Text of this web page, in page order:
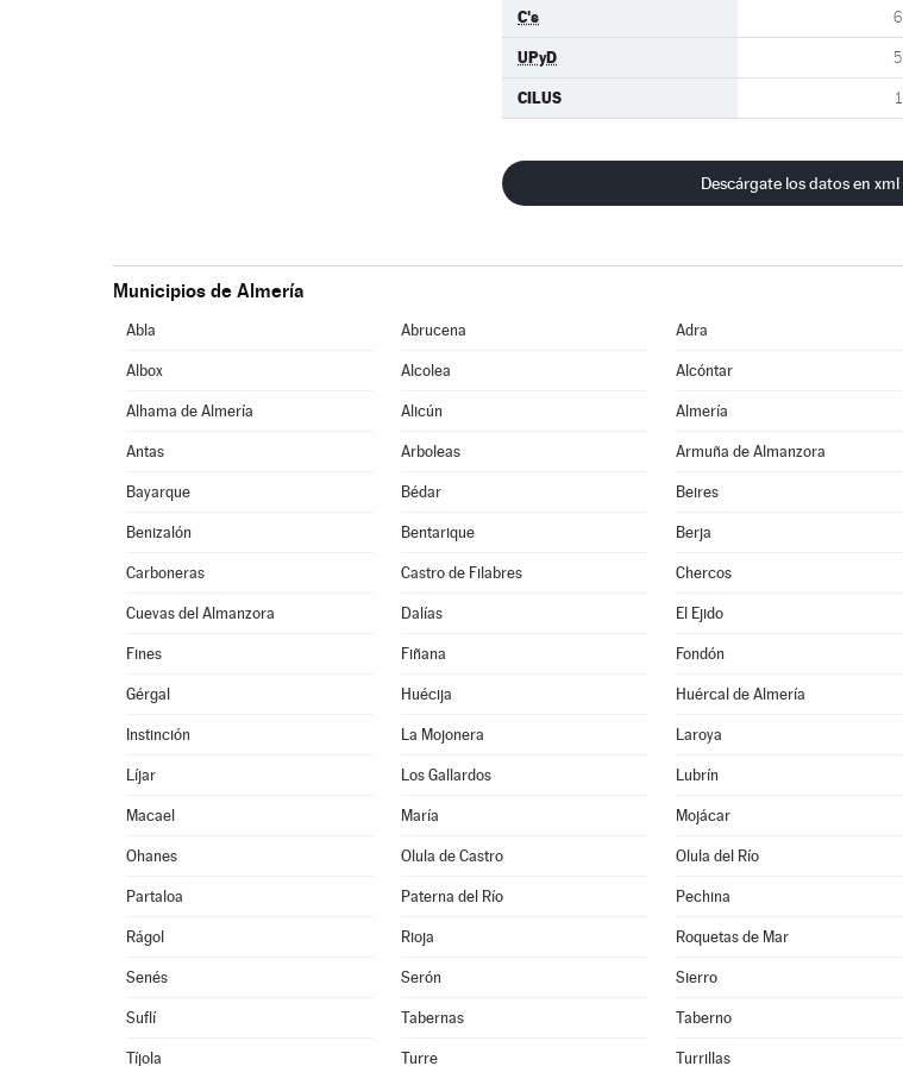
C's 6
UPyD 5
CILUS 1
Descárgate los datos en xml
Municipios de Almería
Abla Abrucena Adra
Albox Alcolea Alcóntar
Alhama de Almería Alicún Almería
Antas Arboleas Armuña de Almanzora
Bayarque Bédar Beires
Benizalón Bentarique Berja
Carboneras Castro de Filabres Chercos
Cuevas del Almanzora Dalías El Ejido
Fines Fiñana Fondón
Gérgal Huécija Huércal de Almería
Instinción La Mojonera Laroya
Líjar Los Gallardos Lubrín
Macael María Mojácar
Ohanes Olula de Castro Olula del Río
Partaloa Paterna del Río Pechina
Rágol Rioja Roquetas de Mar
Senés Serón Sierro
Suflí Tabernas Taberno
Tíjola Turre Turrillas